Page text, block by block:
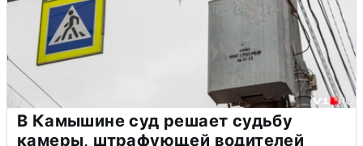
В Камышине суд решает судьбу
камеры, штрафующей водителей